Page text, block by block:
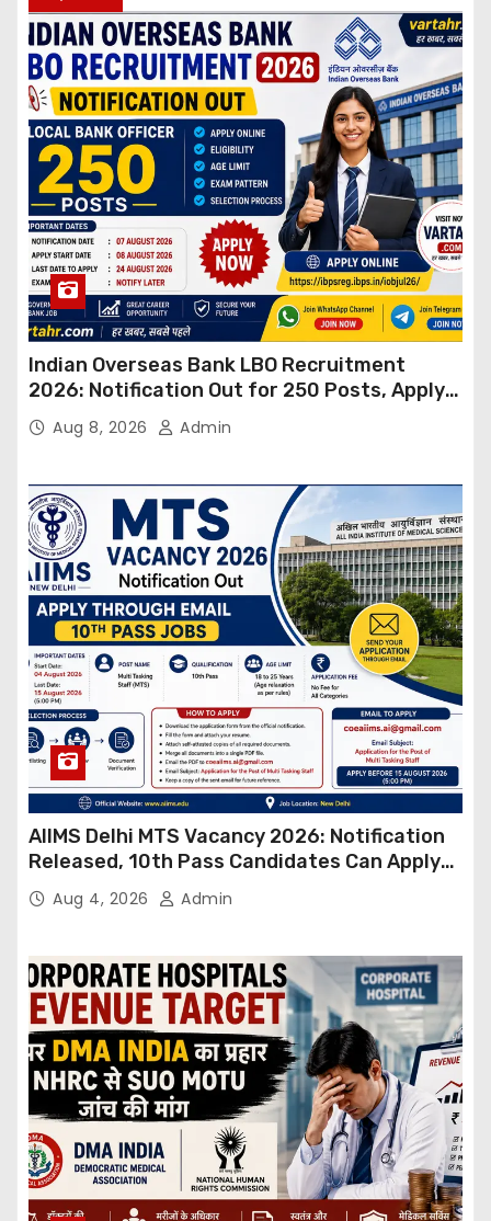
Indian Overseas Bank LBO Recruitment
2026: Notification Out for 250 Posts, Apply
OnlineAug 8, 2026 Admin
AIIMS Delhi MTS Vacancy 2026: Notification
Released, 10th Pass Candidates Can Apply
Through Email
Aug 4, 2026 Admin